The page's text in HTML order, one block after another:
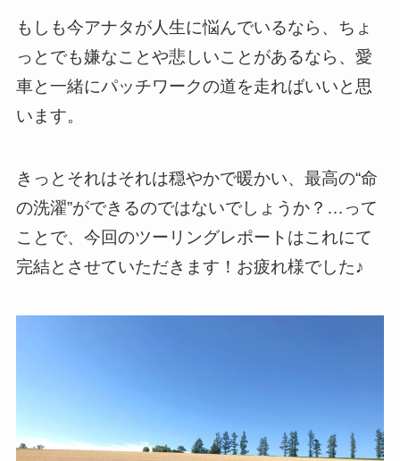
もしも今アナタが人生に悩んでいるなら、ちょ
っとでも嫌なことや悲しいことがあるなら、愛
車と一緒にパッチワークの道を走ればいいと思
います。
きっとそれはそれは穏やかで暖かい、最高の“命
の洗濯”ができるのではないでしょうか？…って
ことで、今回のツーリングレポートはこれにて
完結とさせていただきます！お疲れ様でした♪